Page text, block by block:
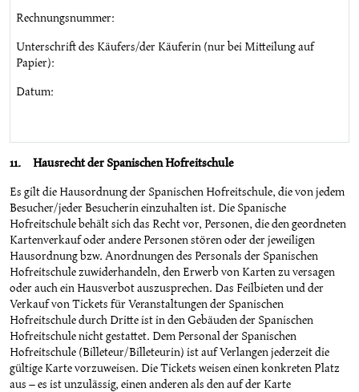
Rechnungsnummer:
Unterschrift des Käufers/der Käuferin (nur bei Mitteilung auf
Papier):
Datum:
11. Hausrecht der Spanischen Hofreitschule
Es gilt die Hausordnung der Spanischen Hofreitschule, die von jedem
Besucher/jeder Besucherin einzuhalten ist. Die Spanische
Hofreitschule behält sich das Recht vor, Personen, die den geordneten
Kartenverkauf oder andere Personen stören oder der jeweiligen
Hausordnung bzw. Anordnungen des Personals der Spanischen
Hofreitschule zuwiderhandeln, den Erwerb von Karten zu versagen
oder auch ein Hausverbot auszusprechen. Das Feilbieten und der
Verkauf von Tickets für Veranstaltungen der Spanischen
Hofreitschule durch Dritte ist in den Gebäuden der Spanischen
Hofreitschule nicht gestattet. Dem Personal der Spanischen
Hofreitschule (Billeteur/Billeteurin) ist auf Verlangen jederzeit die
gültige Karte vorzuweisen. Die Tickets weisen einen konkreten Platz
aus – es ist unzulässig, einen anderen als den auf der Karte